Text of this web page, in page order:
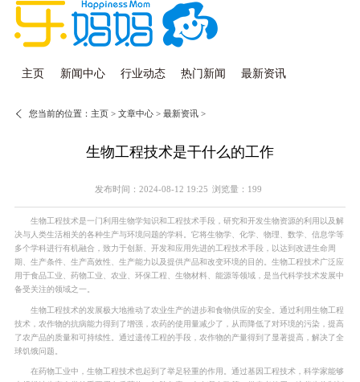
主页 新闻中心 行业动态 热门新闻 最新资讯
您当前的位置：主页 >文章中心 >最新资讯 >
生物工程技术是干什么的工作
发布时间：2024-08-12 19:25 浏览量：199
生物工程技术是一门利用生物学知识和工程技术手段，研究和开发生物资源的利用以及解
决与人类生活相关的各种生产与环境问题的学科。它将生物学、化学、物理、数学、信息学等
多个学科进行有机融合，致力于创新、开发和应用先进的工程技术手段，以达到改进生命周
期、生产条件、生产高效性、生产能力以及提供产品和改变环境的目的。生物工程技术广泛应
用于食品工业、药物工业、农业、环保工程、生物材料、能源等领域，是当代科学技术发展中
备受关注的领域之一。
生物工程技术的发展极大地推动了农业生产的进步和食物供应的安全。通过利用生物工程
技术，农作物的抗病能力得到了增强，农药的使用量减少了，从而降低了对环境的污染，提高
了农产品的质量和可持续性。通过遗传工程的手段，农作物的产量得到了显著提高，解决了全
球饥饿问题。
在药物工业中，生物工程技术也起到了举足轻重的作用。通过基因工程技术，科学家能够